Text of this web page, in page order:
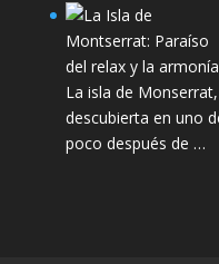
La isla de
descubierta en uno
poco después de …